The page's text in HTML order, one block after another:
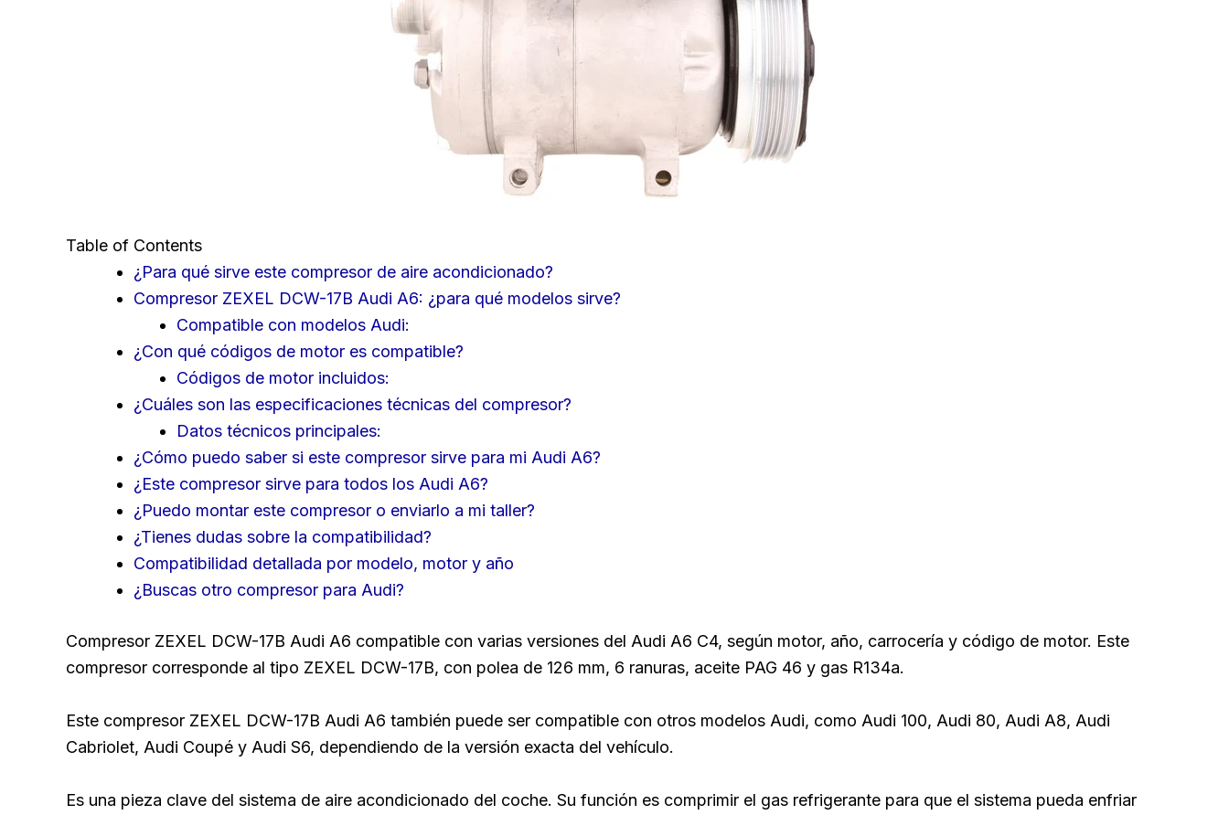
Table of Contents
¿Para qué sirve este compresor de aire acondicionado?
Compresor ZEXEL DCW-17B Audi A6: ¿para qué modelos sirve?
Compatible con modelos Audi:
¿Con qué códigos de motor es compatible?
Códigos de motor incluidos:
¿Cuáles son las especificaciones técnicas del compresor?
Datos técnicos principales:
¿Cómo puedo saber si este compresor sirve para mi Audi A6?
¿Este compresor sirve para todos los Audi A6?
¿Puedo montar este compresor o enviarlo a mi taller?
¿Tienes dudas sobre la compatibilidad?
Compatibilidad detallada por modelo, motor y año
¿Buscas otro compresor para Audi?
Compresor ZEXEL DCW-17B Audi A6 compatible con varias versiones del Audi A6 C4, según motor, año, carrocería y código de motor. Este
compresor corresponde al tipo ZEXEL DCW-17B, con polea de 126 mm, 6 ranuras, aceite PAG 46 y gas R134a.
Este compresor ZEXEL DCW-17B Audi A6 también puede ser compatible con otros modelos Audi, como Audi 100, Audi 80, Audi A8, Audi
Cabriolet, Audi Coupé y Audi S6, dependiendo de la versión exacta del vehículo.
Es una pieza clave del sistema de aire acondicionado del coche. Su función es comprimir el gas refrigerante para que el sistema pueda enfriar